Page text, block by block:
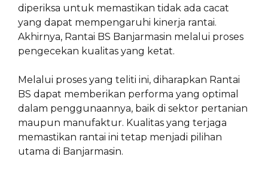
diperiksa untuk memastikan tidak ada cacat
yang dapat mempengaruhi kinerja rantai.
Akhirnya, Rantai BS Banjarmasin melalui proses
pengecekan kualitas yang ketat.
Melalui proses yang teliti ini, diharapkan Rantai
BS dapat memberikan performa yang optimal
dalam penggunaannya, baik di sektor pertanian
maupun manufaktur. Kualitas yang terjaga
memastikan rantai ini tetap menjadi pilihan
utama di Banjarmasin.